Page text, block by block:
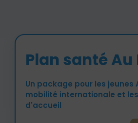
Plan santé Au
Un package pour les jeunes
mobilité internationale et
d'accueil